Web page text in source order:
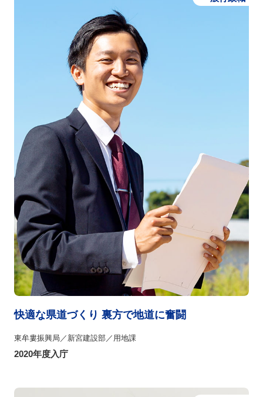
快適な県道づくり 裏方で地道に奮闘
東牟婁振興局／新宮建設部／用地課
2020年度入庁